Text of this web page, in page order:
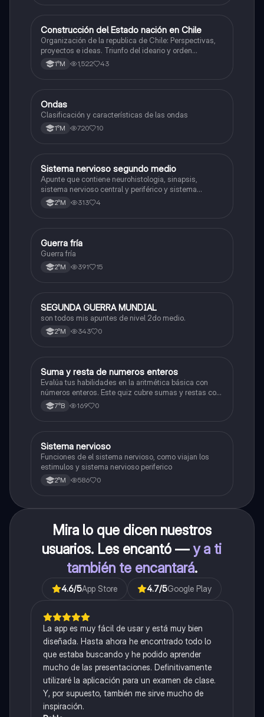
Historia
Construcción del Estado nación en Chile
Organización de la republica de Chile: Perspectivas,
proyectos e ideas. Triunfo del ideario y orden
conservador. Constitución de 1833. "Era Portaliana"
1°M 1,522 43
Física
Ondas
Clasificación y características de las ondas
1°M 720 10
Biología
Sistema nervioso segundo medio
Apunte que contiene neurohistologia, sinapsis,
sistema nervioso central y periférico y sistema
endocrino
2°M 313 4
Historia
Guerra fría
Guerra fría
2°M 391 15
Historia
SEGUNDA GUERRA MUNDIAL
son todos mis apuntes de nivel 2do medio.
2°M 343 0
SMatemáticas
Suma y resta de numeros enteros
Evalúa tus habilidades en la aritmética básica con
números enteros. Este quiz cubre sumas y restas con
números positivos y negativos.
7°B 169 0
SBiología
Sistema nervioso
Funciones de el sistema nervioso, como viajan los
estimulos y sistema nervioso periferico
2°M 586 0
Mira lo que dicen nuestros
usuarios. Les encantó —y a ti
también te encantará.
4.6/5App Store 4.7/5Google Play
La app es muy fácil de usar y está muy bien
diseñada. Hasta ahora he encontrado todo lo
que estaba buscando y he podido aprender
mucho de las presentaciones. Definitivamente
utilizaré la aplicación para un examen de clase.
Y, por supuesto, también me sirve mucho de
inspiración.